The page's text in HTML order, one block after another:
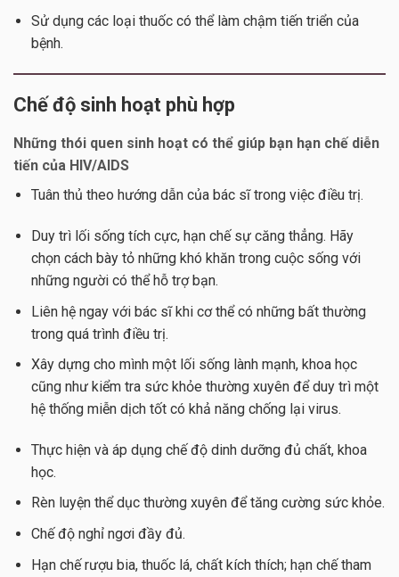
Sử dụng các loại thuốc có thể làm chậm tiến triển của
bệnh.
Chế độ sinh hoạt phù hợp
Những thói quen sinh hoạt có thể giúp bạn hạn chế diễn
tiến của HIV/AIDS
Tuân thủ theo hướng dẫn của bác sĩ trong việc điều trị.
Duy trì lối sống tích cực, hạn chế sự căng thẳng. Hãy
chọn cách bày tỏ những khó khăn trong cuộc sống với
những người có thể hỗ trợ bạn.
Liên hệ ngay với bác sĩ khi cơ thể có những bất thường
trong quá trình điều trị.
Xây dựng cho mình một lối sống lành mạnh, khoa học
cũng như kiểm tra sức khỏe thường xuyên để duy trì một
hệ thống miễn dịch tốt có khả năng chống lại virus.
Thực hiện và áp dụng chế độ dinh dưỡng đủ chất, khoa
học.
Rèn luyện thể dục thường xuyên để tăng cường sức khỏe.
Chế độ nghỉ ngơi đầy đủ.
Hạn chế rượu bia, thuốc lá, chất kích thích; hạn chế tham